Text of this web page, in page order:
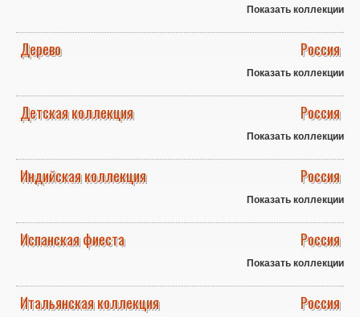
Показать коллекции
Дерево Россия
Показать коллекции
Детская коллекция Россия
Показать коллекции
Индийская коллекция Россия
Показать коллекции
Испанская фиеста Россия
Показать коллекции
Итальянская коллекция Россия